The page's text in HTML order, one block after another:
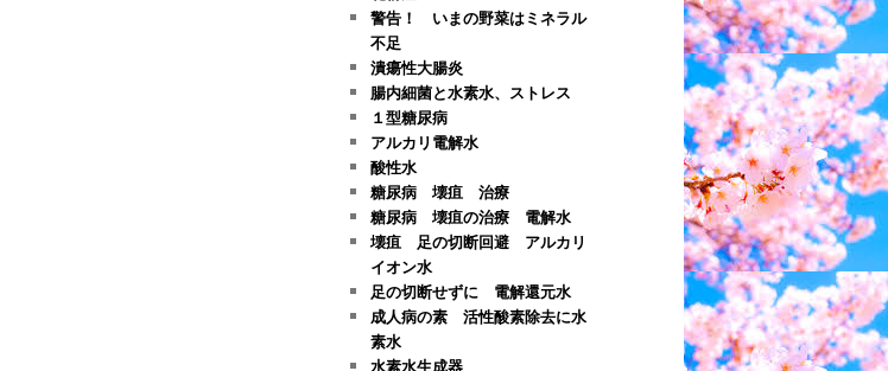
警告！ いまの野菜はミネラル
不足
潰瘍性大腸炎
腸内細菌と水素水、ストレス
１型糖尿病
アルカリ電解水
酸性水
糖尿病 壊疽 治療
糖尿病 壊疽の治療 電解水
壊疽 足の切断回避 アルカリ
イオン水
足の切断せずに 電解還元水
成人病の素 活性酸素除去に水
素水
水素水生成器